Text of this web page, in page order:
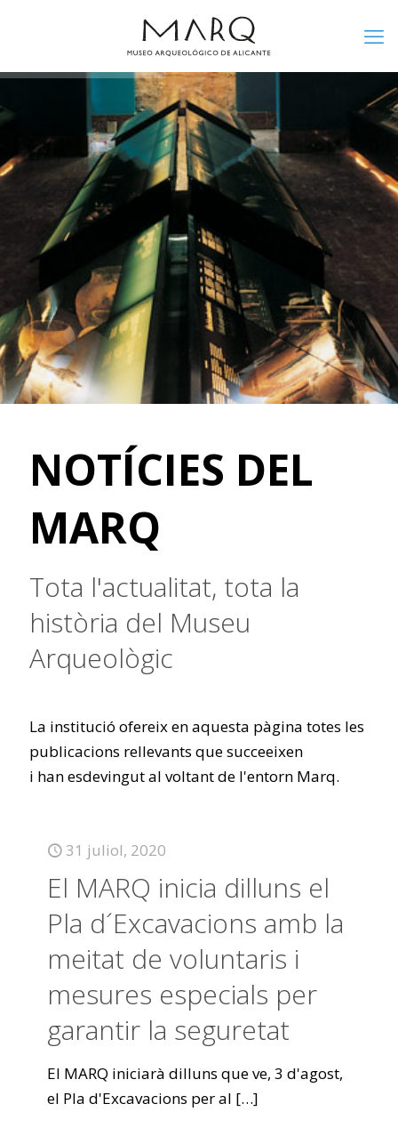
NOTÍCIES DEL
MARQ
Tota l'actualitat, tota la
història del Museu
Arqueològic
La institució ofereix en aquesta pàgina totes les
publicacions rellevants que succeeixen
i han esdevingut al voltant de l'entorn Marq.
31 juliol, 2020
El MARQ inicia dilluns el
Pla d´Excavacions amb la
meitat de voluntaris i
mesures especials per
garantir la seguretat
El MARQ iniciarà dilluns que ve, 3 d'agost,
el Pla d'Excavacions per al […]